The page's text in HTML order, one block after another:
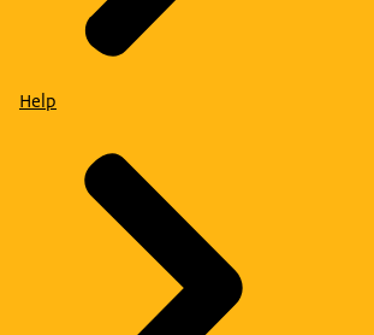
Help